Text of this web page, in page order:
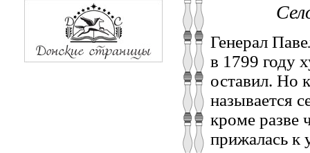
Генерал
в 1799 году
оставил. Но
называется
кроме разве
прижалась к